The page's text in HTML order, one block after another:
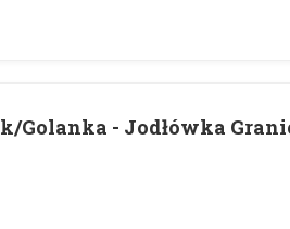
Golanka - Jodłówka